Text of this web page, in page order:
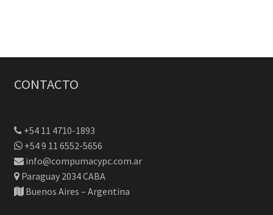
CONTACTO
+54 11 4710-1893
+54 9 11 6552-5656
info@compumacypc.com.ar
Paraguay 2034 CABA
Buenos Aires – Argentina